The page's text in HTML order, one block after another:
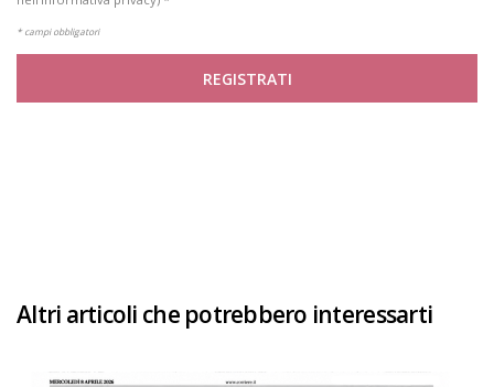
* campi obbligatori
REGISTRATI
Altri articoli che potrebbero interessarti